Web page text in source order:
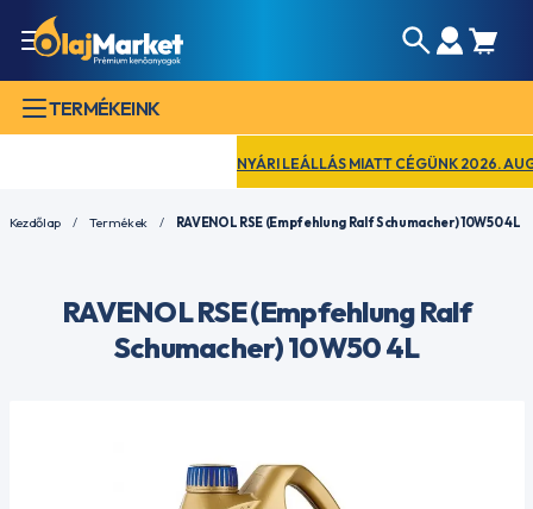
TERMÉKEINK
NYÁRI LEÁLLÁS MIATT CÉGÜNK 2026.
Kezdőlap Termékek RAVENOL RSE (Empfehlung Ralf Schumacher) 10W50 4L
RAVENOL RSE (Empfehlung Ralf
Schumacher) 10W50 4L